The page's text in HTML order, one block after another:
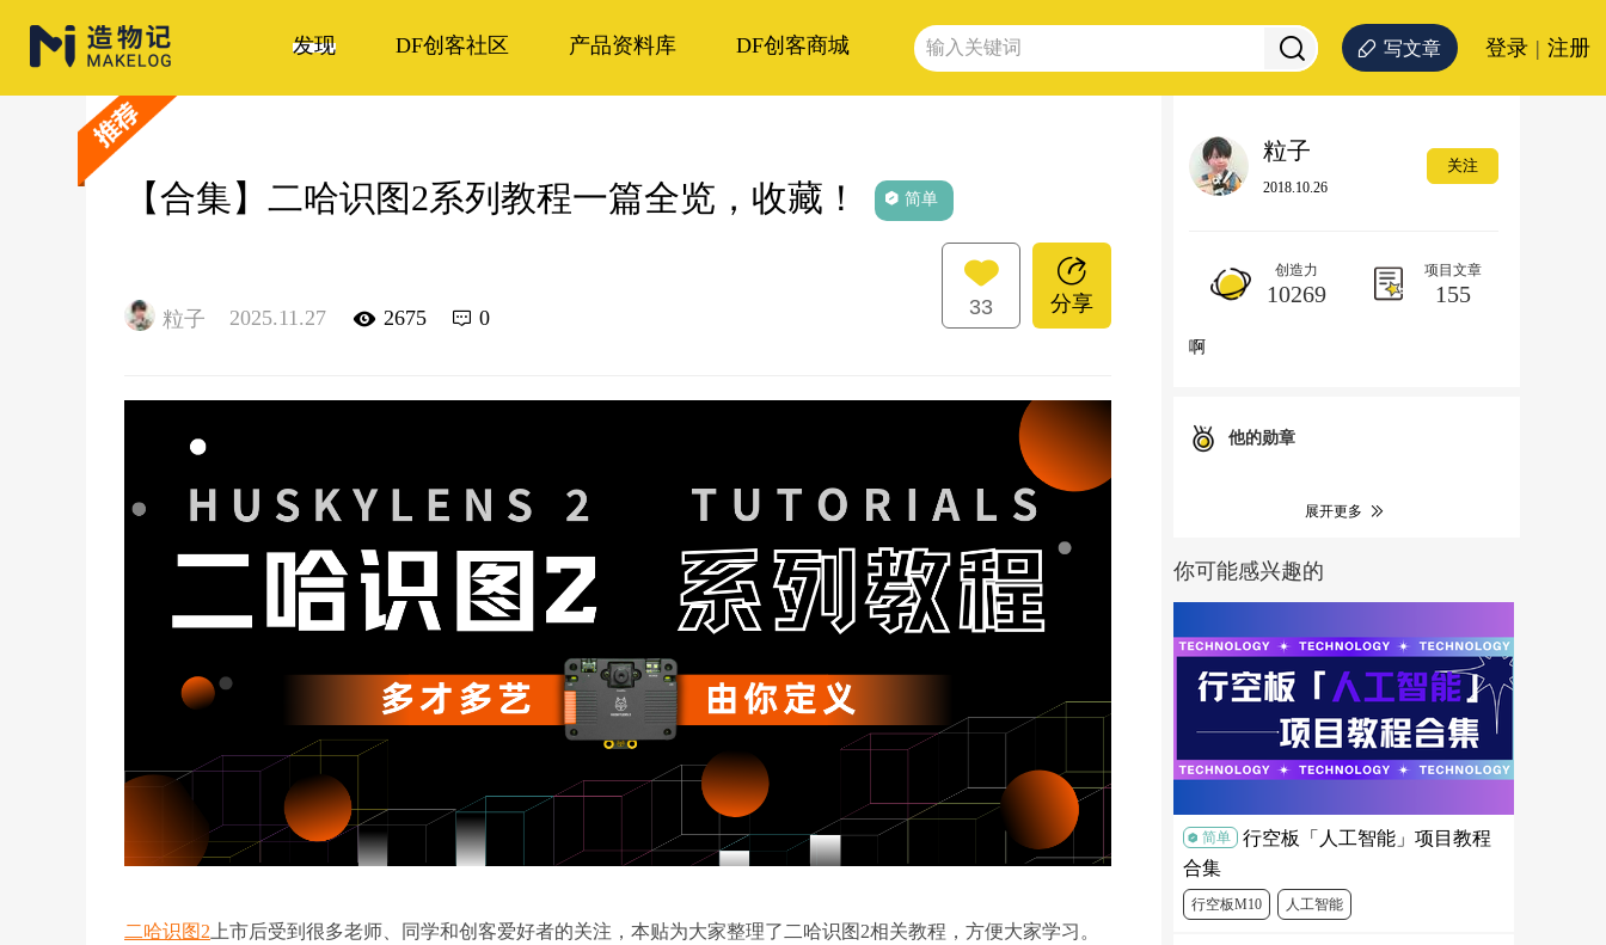
发现 DF创客社区 产品资料库 DF创客商城 写文章 登录 | 注册
【合集】二哈识图2系列教程一篇全览，收藏！ 简单
粒子 2025.11.27 2675 0 33 分享
二哈识图2 上市后受到很多老师、同学和创客爱好者的关注，本贴为大家整理了二哈识图2相关教程，方便大家学习。
粒子
2018.10.26
关注
创造力
10269
项目文章
155
啊
他的勋章
展开更多
你可能感兴趣的
简单
行空板「人工智能」项目教程
合集
行空板M10 人工智能